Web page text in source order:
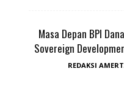
Masa Depan BPI
Sovereign
REDAKSI